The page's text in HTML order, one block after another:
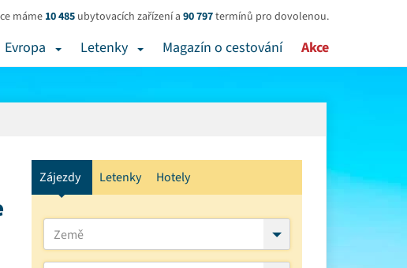
máme 10 485 ubytovacích zařízení a 90 797termínů pro dovolenou.
Evropa Letenky Magazín o cestování Akce
Zájezdy Letenky Hotely
Země